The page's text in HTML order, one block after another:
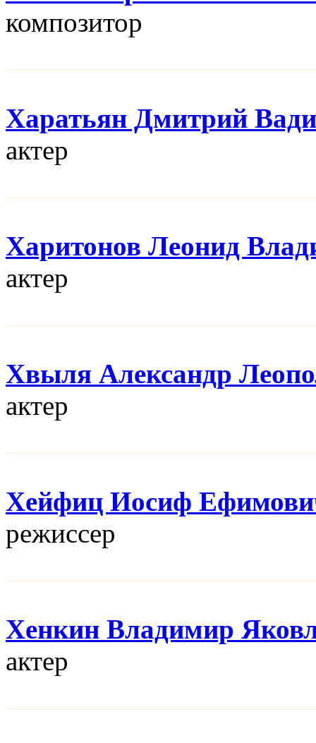
композитор
Харатьян Дмитрий
актер
Харитонов Леонид
актер
Хвыля Александр
актер
Хейфиц Иосиф
режисcер
Хенкин Владимир
актер